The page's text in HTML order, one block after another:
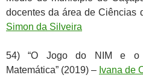
docentes da área de Ciências
Simon da Silveira
54) “O Jogo do NIM e o
Matemática” (2019) – Ivana de